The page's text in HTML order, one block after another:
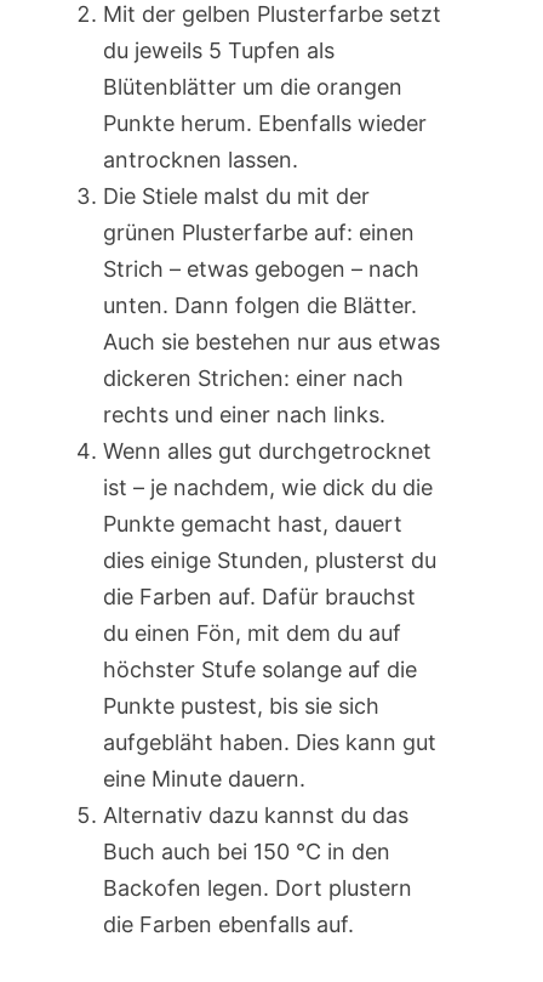
Mit der gelben Plusterfarbe setzt
du jeweils 5 Tupfen als
Blütenblätter um die orangen
Punkte herum. Ebenfalls wieder
antrocknen lassen.
Die Stiele malst du mit der
grünen Plusterfarbe auf: einen
Strich – etwas gebogen – nach
unten. Dann folgen die Blätter.
Auch sie bestehen nur aus etwas
dickeren Strichen: einer nach
rechts und einer nach links.
Wenn alles gut durchgetrocknet
ist – je nachdem, wie dick du die
Punkte gemacht hast, dauert
dies einige Stunden, plusterst du
die Farben auf. Dafür brauchst
du einen Fön, mit dem du auf
höchster Stufe solange auf die
Punkte pustest, bis sie sich
aufgebläht haben. Dies kann gut
eine Minute dauern.
Alternativ dazu kannst du das
Buch auch bei 150 °C in den
Backofen legen. Dort plustern
die Farben ebenfalls auf.